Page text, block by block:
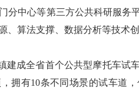
分中心等第三方公共科研服务
、算法支撑、数据分析等技术创
成全省首个公共型摩托车试
拥有10条不同场景的试车道